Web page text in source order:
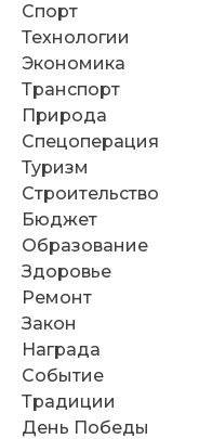
Спорт
Технологии
Экономика
Транспорт
Природа
Спецоперация
Туризм
Строительство
Бюджет
Образование
Здоровье
Ремонт
Закон
Награда
Событие
Традиции
День Победы